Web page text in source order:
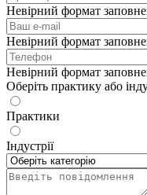
Невірний формат
Невірний формат
Невірний формат
Оберіть практику або
Практики
Індустрії